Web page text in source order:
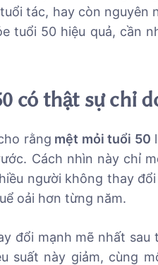
tác, hay còn
tuổi 50 hiệu quả, cần
có thật sự chỉ
rằng mệt mỏi tuổi 50
Cách nhìn này chỉ
người không thay
oải hơn từng năm.
đổi mạnh mẽ nhất
suất này giảm, cùng